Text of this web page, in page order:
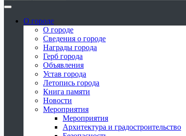
О городе
О городе
Сведения о городе
Награды города
Герб города
Объявления
Устав города
Летопись города
Книга памяти
Новости
Мероприятия
Мероприятия
Архитектура и градостроительство